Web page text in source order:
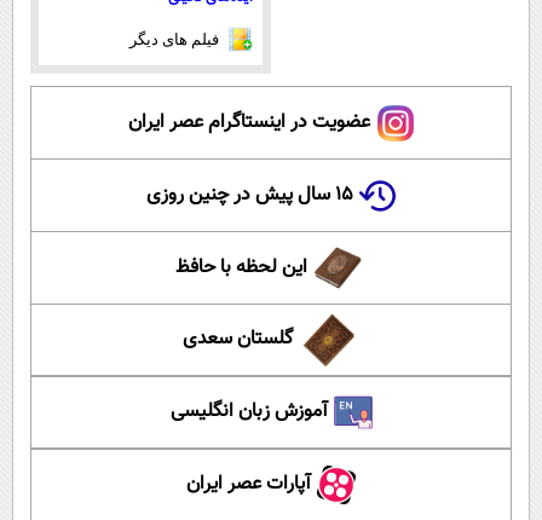
فیلم های دیگر
عضویت در اینستاگرام عصر ایران
۱۵ سال پیش در چنین روزی
این لحظه با حافظ
گلستان سعدی
آموزش زبان انگلیسی
آپارات عصر ایران